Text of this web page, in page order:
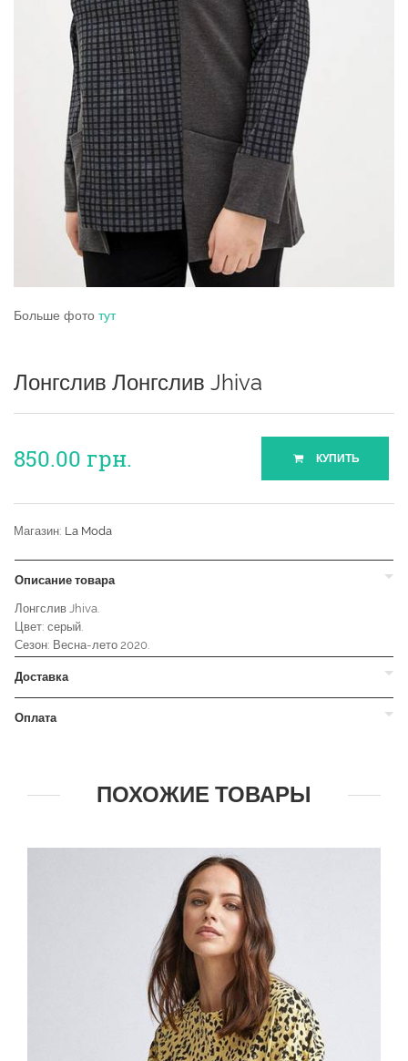
Больше фото тут
Лонгслив Лонгслив Jhiva
850.00 грн. КУПИТЬ
Магазин: La Moda
Описание товара
Лонгслив Jhiva.
Цвет: серый.
Сезон: Весна-лето 2020.
Доставка
Оплата
ПОХОЖИЕ ТОВАРЫ